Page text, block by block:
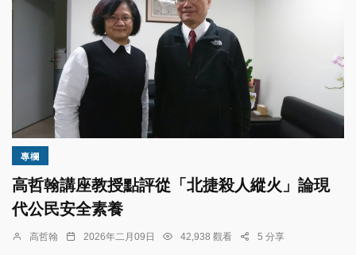
專欄
高哲翰講座教授點評從「北捷殺人縱火」論現
代公民安全素養
高哲翰 2026年二月09日 42,938 觀看 5 分享